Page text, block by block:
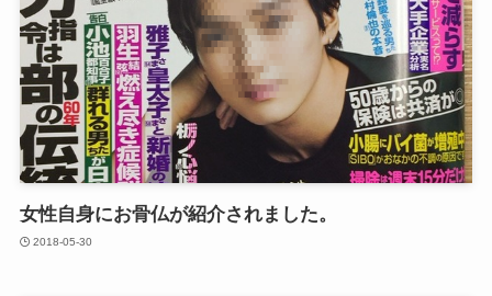
女性自身にお骨仏が紹介されました。
2018-05-30